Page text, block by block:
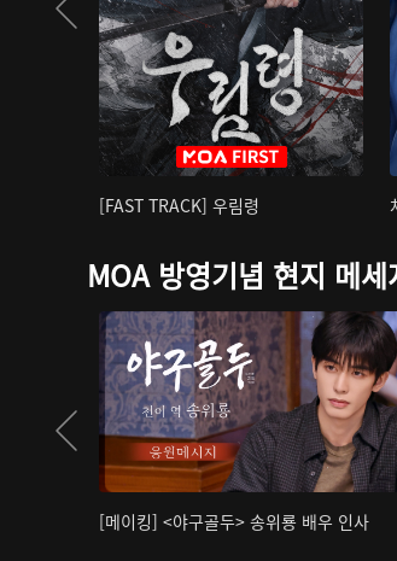
[FAST TRACK] 우림령
MOA 방영기념 현지 메세
[메이킹] <야구골두> 송위룡 배우 인사